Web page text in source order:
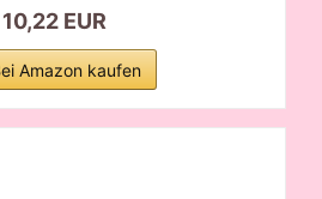
10,22 EUR
Amazon kaufen